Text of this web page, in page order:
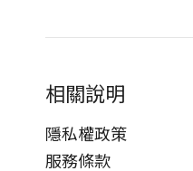
相關說明
隱私權政策
服務條款